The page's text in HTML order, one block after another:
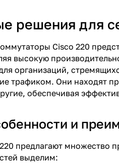
решения для
Cisco 220
высокую
организаций,
трафиком. Они находят
обеспечивая
и
предлагают множество
выделим: